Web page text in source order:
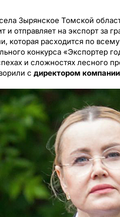
Зырянское Томской
и отправляет на экспорт за
которая расходится по
конкурса «Экспортер
и сложностях лесного
с директором